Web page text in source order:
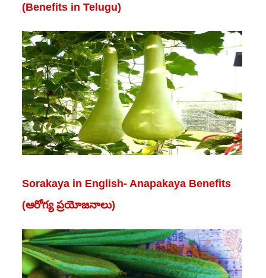
(Benefits in Telugu)
Sorakaya in English- Anapakaya Benefits
(ఆరోగ్య ప్రయోజనాలు)